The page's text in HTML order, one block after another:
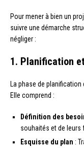
Pour mener à bien un
suivre une démarche
négliger :
1. Planification
La phase de
Elle comprend :
Définition des
souhaités et de leurs
Esquisse du plan :